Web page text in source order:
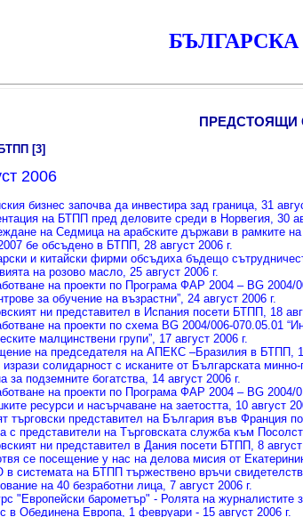
ПРЕДСТОЯЩИ
[3]
2006
бизнес започва да инвестира зад граница , 31
на БТПП пред деловите среди в Норвегия , 30
на Седмица на арабските държави в рамките
бе обсъдено в БТПП , 28 август 2006 г.
и китайски фирми обсъдиха бъдещо
на розово масло , 25 август 2006 г.
на проекти по Програма ФАР 2004 – BG 2004/
за обучение на възрастни” , 24 август 2006 г.
ни представител в Испания посети БТПП , 18
на проекти по схема BG 2004/006-070.05.01
малцинствени групи” , 17 август 2006 г.
на председателя на АПЕКС –Бразилия в БТПП ,
солидарност с исканите от Българската
за подземните богатства , 14 август 2006 г.
на проекти по Програма ФАР 2004 – BG 2004/
ресурси и насърчаване на заетостта , 10 август
търговски представител на България във Франция
с представители на Търговската служба към
ни представител в Дания посети БТПП , 8
се посещение у нас на делова мисия от
системата на БТПП тържествено връчи
на 40 безработни лица , 7 август 2006 г.
"Европейски барометър" - Ролята на журналистите
в Обединена Европа , 1 февруари - 15 август 2006 г.